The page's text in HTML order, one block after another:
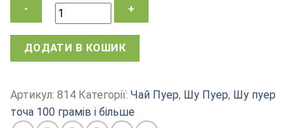
Чай
китайський
пуер,
ДОДАТИ В КОШИК
Артикул: 814 Категорії: Чай Пуер, Шу Пуер, Шу пуер
точа 100 грамів і більше